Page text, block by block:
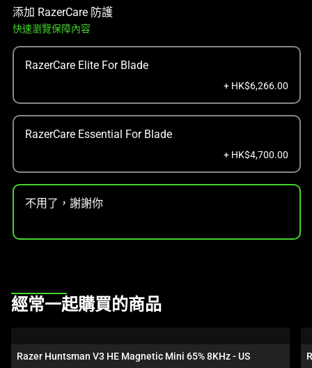
添加 RazerCare 防護
快速瀏覽保障內容
RazerCare Elite For Blade
+ HK$6,266.00
RazerCare Essential For Blade
+ HK$4,700.00
不用了，謝謝你
This
carousel.
經常一起購買的商品
Razer Huntsman V3 HE Magnetic Mini 65% 8KHz - US